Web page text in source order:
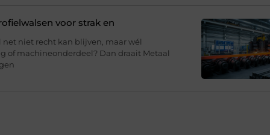
voor strak en
niet recht kan blijven, maar wél
of machineonderdeel? Dan draait Metaal